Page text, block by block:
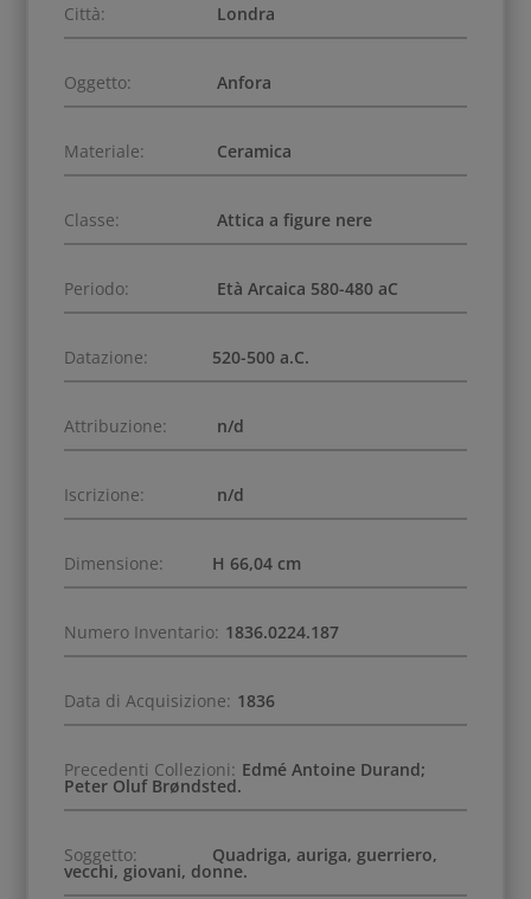
Città: Londra
Oggetto: Anfora
Materiale: Ceramica
Classe: Attica a figure nere
Periodo: Età Arcaica 580-480 aC
Datazione: 520-500 a.C.
Attribuzione: n/d
Iscrizione: n/d
Dimensione: H 66,04 cm
Numero Inventario: 1836.0224.187
Data di Acquisizione: 1836
Precedenti Collezioni: Edmé Antoine Durand;
Peter Oluf Brøndsted.
Soggetto: Quadriga, auriga, guerriero,
vecchi, giovani, donne.